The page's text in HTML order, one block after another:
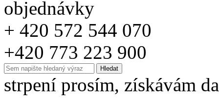
+ 420 572 544 070
+420 773 223 900
strpení prosím, získávám